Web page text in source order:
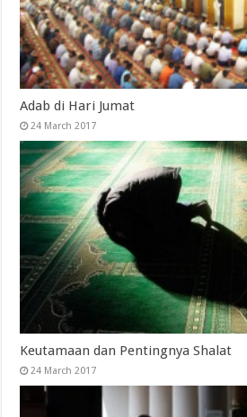
Adab di Hari Jumat
24 March 2017
Keutamaan dan Pentingnya Shalat
24 March 2017